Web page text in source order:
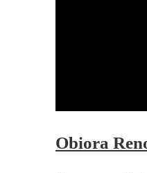
Obiora